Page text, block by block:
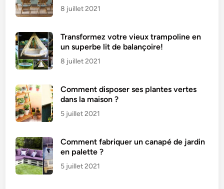
8 juillet 2021
Transformez votre vieux trampoline en
un superbe lit de balançoire!
8 juillet 2021
Comment disposer ses plantes vertes
dans la maison ?
5 juillet 2021
Comment fabriquer un canapé de jardin
en palette ?
5 juillet 2021